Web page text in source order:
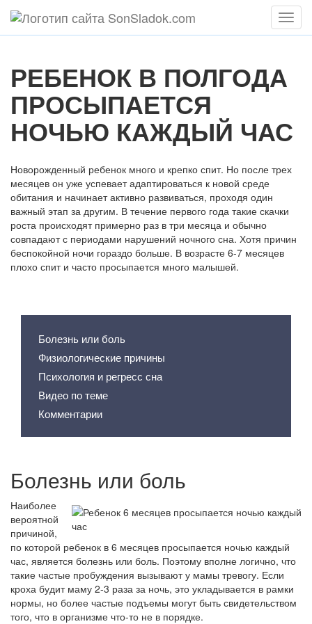
Меню
РЕБЕНОК В ПОЛГОДА
ПРОСЫПАЕТСЯ
НОЧЬЮ КАЖДЫЙ ЧАС
Новорожденный ребенок много и крепко спит. Но после трех
месяцев он уже успевает адаптироваться к новой среде
обитания и начинает активно развиваться, проходя один
важный этап за другим. В течение первого года такие скачки
роста происходят примерно раз в три месяца и обычно
совпадают с периодами нарушений ночного сна. Хотя причин
беспокойной ночи гораздо больше. В возрасте 6-7 месяцев
плохо спит и часто просыпается много малышей.
Болезнь или боль
Физиологические причины
Психология и регресс сна
Видео по теме
Комментарии
Болезнь или боль
Наиболее
вероятной
причиной,
по которой ребенок в 6 месяцев просыпается ночью каждый
час, является болезнь или боль. Поэтому вполне логично, что
такие частые пробуждения вызывают у мамы тревогу. Если
кроха будит маму 2-3 раза за ночь, это укладывается в рамки
нормы, но более частые подъемы могут быть свидетельством
того, что в организме что-то не в порядке.